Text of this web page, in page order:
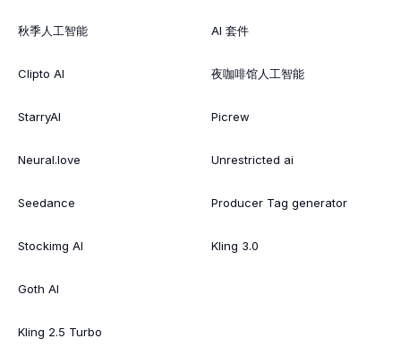
秋季人工智能
Clipto AI
StarryAI
Neural.love
Seedance
Stockimg AI
Goth AI
Kling 2.5 Turbo
AI 套件
夜咖啡馆人工智能
Picrew
Unrestricted ai
Producer Tag generator
Kling 3.0